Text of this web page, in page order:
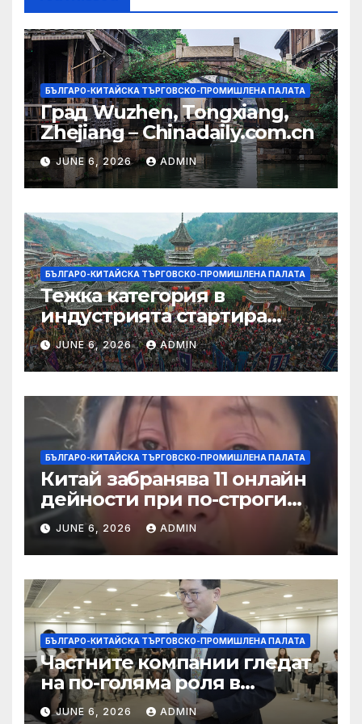
БЪЛГАРО-КИТАЙСКА ТЪРГОВСКО-ПРОМИШЛЕНА ПАЛАТА
Град Wuzhen, Tongxiang,
Zhejiang – Chinadaily.com.cn
JUNE 6, 2026 ADMIN
БЪЛГАРО-КИТАЙСКА ТЪРГОВСКО-ПРОМИШЛЕНА ПАЛАТА
Тежка категория в
индустрията стартира
алианс за космическа
слънчева енергия
JUNE 6, 2026 ADMIN
БЪЛГАРО-КИТАЙСКА ТЪРГОВСКО-ПРОМИШЛЕНА ПАЛАТА
Китай забранява 11 онлайн
дейности при по-строги
правила за ограничаване на
слуховете и
кибернасилниците
JUNE 6, 2026 ADMIN
БЪЛГАРО-КИТАЙСКА ТЪРГОВСКО-ПРОМИШЛЕНА ПАЛАТА
Частните компании гледат
на по-голяма роля в
стратегическата
JUNE 6, 2026 ADMIN